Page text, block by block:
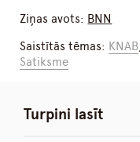
Ziņas avots: BNN
Saistītās tēmas: KNAB
Satiksme
Turpini lasīt